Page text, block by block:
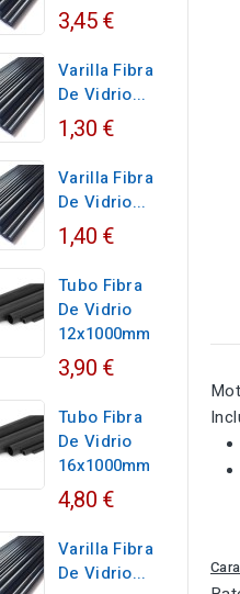
3,45 €
Varilla Fibra
De Vidrio...
1,30 €
Varilla Fibra
De Vidrio...
1,40 €
Tubo Fibra
De Vidrio
12x1000mm
3,90 €
Tubo Fibra
De Vidrio
16x1000mm
4,80 €
Varilla Fibra
De Vidrio...